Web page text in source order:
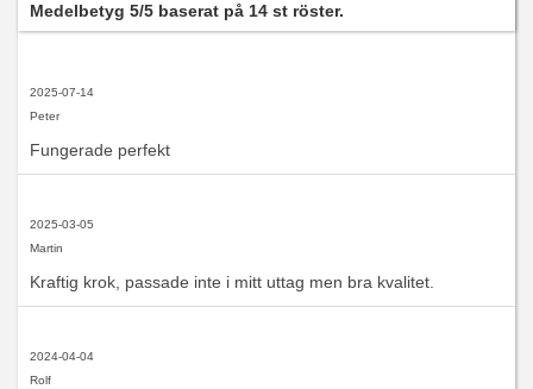
Medelbetyg 5/5 baserat på 14 st röster.
2025-07-14
Peter
Fungerade perfekt
2025-03-05
Martin
Kraftig krok, passade inte i mitt uttag men bra kvalitet.
2024-04-04
Rolf